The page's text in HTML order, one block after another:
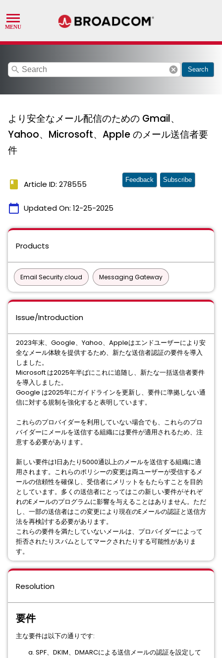
search cancel Search
より安全なメール配信のための Gmail、
Yahoo、Microsoft、Apple のメール送信者要
件
book Article ID: 278555
calendar_today Updated On: 12-25-2025
Feedback Subscribe
Products
Email Security.cloud Messaging Gateway
Issue/Introduction
2023年末、Google、Yahoo、Appleはエンドユーザーにより安
全なメール体験を提供するため、新たな送信者認証の要件を導入
しました。
Microsoft は2025年半ばにこれに追随し、新たな一括送信者要件
を導入しました。
Google は2025年にガイドラインを更新し、要件に準拠しない通
信に対する規制を強化すると表明しています。
これらのプロバイダーを利用していない場合でも、これらのプロ
バイダーにメールを送信する組織には要件が適用されるため、注
意する必要があります。
新しい要件は1日あたり5000通以上のメールを送信する組織に適
用されます。これらのポリシーの変更は両ユーザーが受信するメ
ールの信頼性を確保し、受信者にメリットをもたらすことを目的
としています。多くの送信者にとってはこの新しい要件がそれぞ
れのEメールのプログラムに影響を与えることはありません。ただ
し、一部の送信者はこの変更により現在のEメールの認証と送信方
法を再検討する必要があります。
これらの要件を満たしていないメールは、プロバイダーによって
拒否されたりスパムとしてマークされたりする可能性がありま
す。
Resolution
要件
主な要件は以下の通りです:
SPF、DKIM、DMARCによる送信メールの認証を設定して